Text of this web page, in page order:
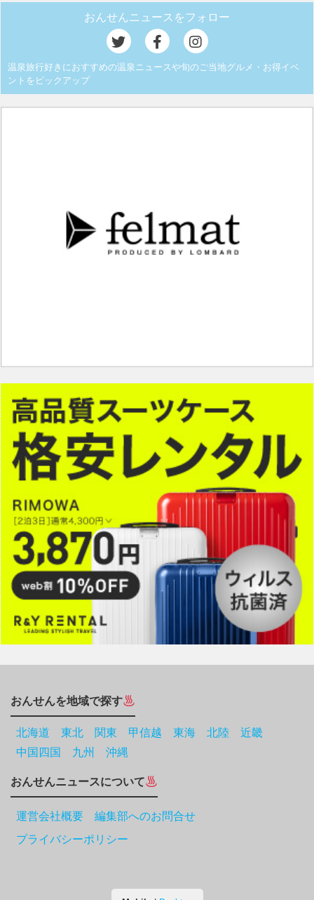
おんせんニュースをフォロー
温泉旅行好きにおすすめの温泉ニュースや旬のご当地グルメ・お得イベ
ントをピックアップ
おんせんを地域で探す
北海道 東北 関東 甲信越 東海 北陸
近畿
中国四国
九州 沖縄
おんせんニュースについて
運営会社概要 編集部へのお問合せ
プライバシーポリシー